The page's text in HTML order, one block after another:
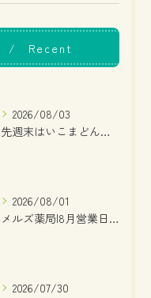
Recent
2026/08/03
先週末はいこまどんどこまつりでしたね！
2026/08/01
メルズ薬局|8月営業日のお知らせ
2026/07/30